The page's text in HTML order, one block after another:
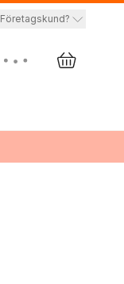
Företagskund?